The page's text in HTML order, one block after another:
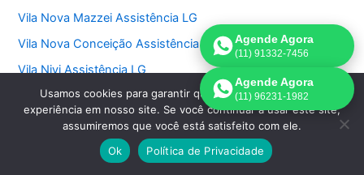
Vila Nova Mazzei Assistência LG
Vila Nova Conceição Assistência LG
Vila Nivi Assistência LG
Vila Morumbi Assistência LG
Vila Morse Assistência LG
Vila Monumento Assistência LG
Agende Agora
(11) 91332-7456
Agende Agora
(11) 96231-1982
Usamos cookies para garantir que oferecemos a melhor
experiência em nosso site. Se você continuar a usar este site,
assumiremos que você está satisfeito com ele.
Ok
Política de Privacidade